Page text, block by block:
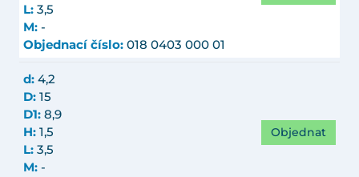
L: 3,5
M: -
Objednací číslo: 018 0403 000 01
d: 4,2
D: 15
D1: 8,9
H: 1,5
L: 3,5
M: -
Objednat